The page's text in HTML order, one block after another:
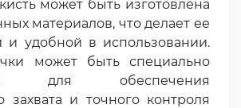
может быть изготовлена
материалов, что делает ее
и удобной в использовании.
может быть специально
для обеспечения
захвата и точного контроля